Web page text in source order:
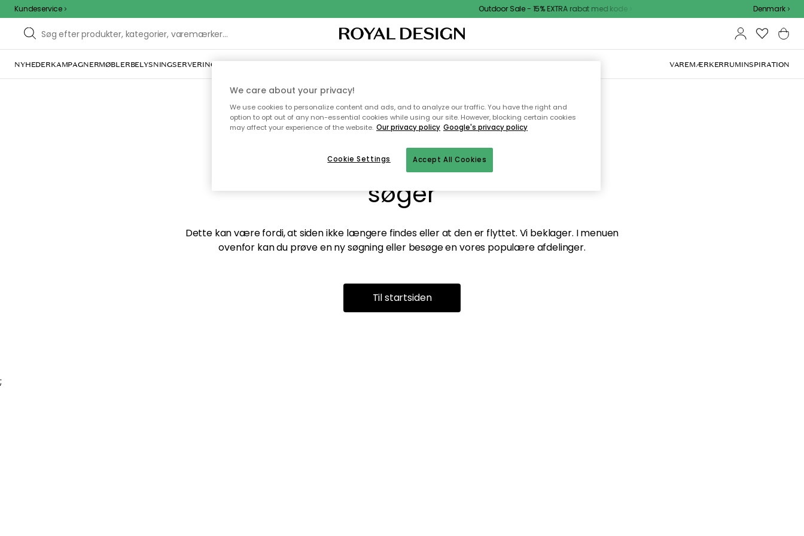
Kundeservice Outdoor Sale - 15% EXTRA rabat med kode Denmark
NYHEDERKAMPAGNERMØBLERBELYSNINGSERVERING INDRETNINGTEKSTIL & TÆPPERKØKKENETOPBEVARINGHAVEMØBLER VAREMÆRKERRUMINSPIRATION
Vi fandt desværre ikke siden du
søger
Dette kan være fordi, at siden ikke længere findes eller at den er flyttet. Vi beklager. I menuen
ovenfor kan du prøve en ny søgning eller besøge en vores populære afdelinger.
Til startsiden
;
We care about your privacy!
We use cookies to personalize content and ads, and to analyze our traffic. You have the right and
option to opt out of any non-essential cookies while using our site. However, blocking certain cookies
may affect your experience of the website. Our privacy policy Google's privacy policy
Accept All Cookies
Cookie Settings